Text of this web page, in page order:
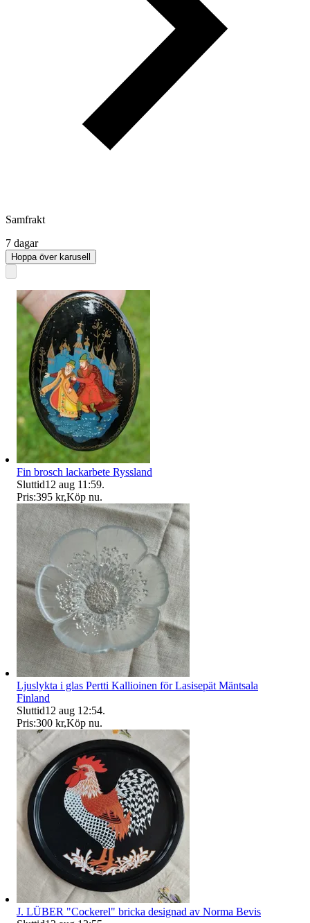
Samfrakt
7 dagar
Hoppa över karusell
Fin brosch lackarbete Ryssland
Sluttid12 aug 11:59.
Pris:395 kr,Köp nu.
Ljuslykta i glas Pertti Kallioinen för Lasisepät Mäntsala
Finland
Sluttid12 aug 12:54.
Pris:300 kr,Köp nu.
J. LÜBER "Cockerel" bricka designad av Norma Bevis